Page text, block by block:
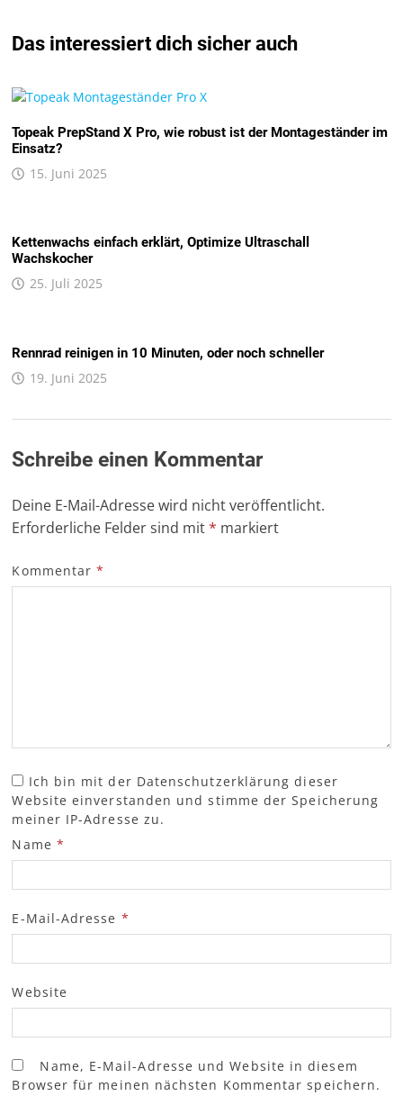
Das interessiert dich sicher auch
Topeak PrepStand X Pro, wie robust ist der Montageständer im
Einsatz?
15. Juni 2025
Kettenwachs einfach erklärt, Optimize Ultraschall
Wachskocher
25. Juli 2025
Rennrad reinigen in 10 Minuten, oder noch schneller
19. Juni 2025
Schreibe einen Kommentar
Deine E-Mail-Adresse wird nicht veröffentlicht.
Erforderliche Felder sind mit* markiert
Kommentar*
Ich bin mit der Datenschutzerklärung dieser
Website einverstanden und stimme der Speicherung
meiner IP-Adresse zu.
Name *
E-Mail-Adresse *
Website
Name, E-Mail-Adresse und Website in diesem
Browser für meinen nächsten Kommentar speichern.